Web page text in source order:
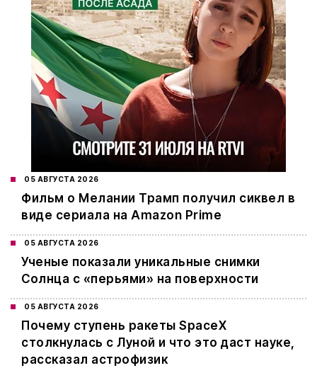
05 АВГУСТА 2026
Фильм о Мелании Трамп получил сиквел в
виде сериала на Amazon Prime
05 АВГУСТА 2026
Ученые показали уникальные снимки
Солнца с «перьями» на поверхности
05 АВГУСТА 2026
Почему ступень ракеты SpaceX
столкнулась с Луной и что это даст науке,
рассказал астрофизик